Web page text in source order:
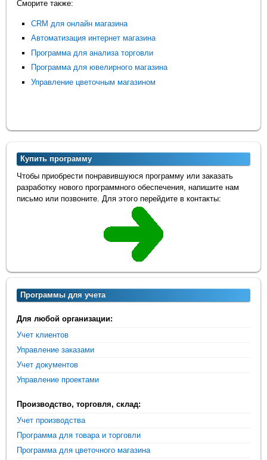
Сморите также:
CRM для онлайн магазина
Автоматизация интернет магазина
Программа для анализа торговли
Программа для ювелирного магазина
Управление цветочным магазином
Купить программу
Чтобы приобрести понравившуюся программу или заказать
разработку нового программного обеспечения, напишите нам
письмо или позвоните. Для этого перейдите в контакты:
Программы для учета
Для любой организации:
Учет клиентов
Управление заказами
Учет документов
Управление проектами
Производство, торговля, склад:
Учет производства
Программа для товара и торговли
Программа для цветочного магазина